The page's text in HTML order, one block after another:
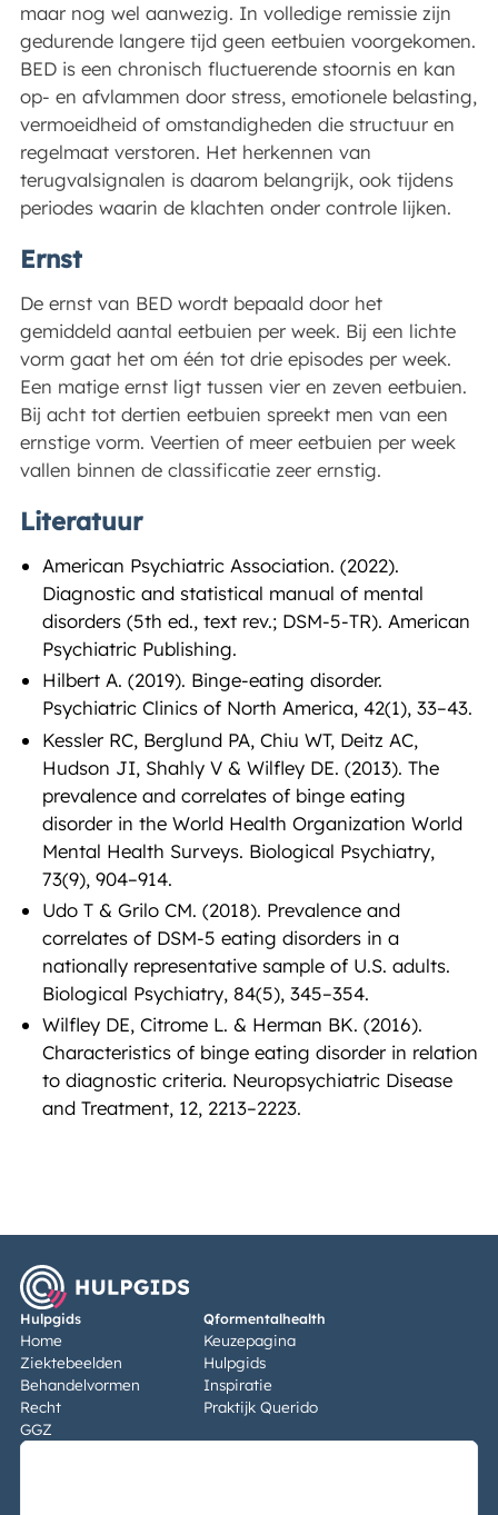
maar nog wel aanwezig. In volledige remissie zijn
gedurende langere tijd geen eetbuien voorgekomen.
BED is een chronisch fluctuerende stoornis en kan
op- en afvlammen door stress, emotionele belasting,
vermoeidheid of omstandigheden die structuur en
regelmaat verstoren. Het herkennen van
terugvalsignalen is daarom belangrijk, ook tijdens
periodes waarin de klachten onder controle lijken.
Ernst
De ernst van BED wordt bepaald door het
gemiddeld aantal eetbuien per week. Bij een lichte
vorm gaat het om één tot drie episodes per week.
Een matige ernst ligt tussen vier en zeven eetbuien.
Bij acht tot dertien eetbuien spreekt men van een
ernstige vorm. Veertien of meer eetbuien per week
vallen binnen de classificatie zeer ernstig.
Literatuur
American Psychiatric Association. (2022).
Diagnostic and statistical manual of mental
disorders (5th ed., text rev.; DSM-5-TR). American
Psychiatric Publishing.
Hilbert A. (2019). Binge-eating disorder.
Psychiatric Clinics of North America, 42(1), 33–43.
Kessler RC, Berglund PA, Chiu WT, Deitz AC,
Hudson JI, Shahly V & Wilfley DE. (2013). The
prevalence and correlates of binge eating
disorder in the World Health Organization World
Mental Health Surveys. Biological Psychiatry,
73(9), 904–914.
Udo T & Grilo CM. (2018). Prevalence and
correlates of DSM-5 eating disorders in a
nationally representative sample of U.S. adults.
Biological Psychiatry, 84(5), 345–354.
Wilfley DE, Citrome L. & Herman BK. (2016).
Characteristics of binge eating disorder in relation
to diagnostic criteria. Neuropsychiatric Disease
and Treatment, 12, 2213–2223.
Hulpgids
Home
Ziektebeelden
Behandelvormen
Recht
GGZ
Qformentalhealth
Keuzepagina
Hulpgids
Inspiratie
Praktijk Querido